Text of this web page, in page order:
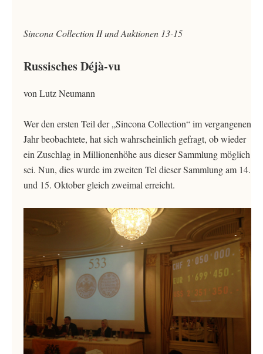
Sincona Collection II und Auktionen 13-15
Russisches Déjà-vu
von Lutz Neumann
Wer den ersten Teil der „Sincona Collection“ im vergangenen
Jahr beobachtete, hat sich wahrscheinlich gefragt, ob wieder
ein Zuschlag in Millionenhöhe aus dieser Sammlung möglich
sei. Nun, dies wurde im zweiten Tel dieser Sammlung am 14.
und 15. Oktober gleich zweimal erreicht.